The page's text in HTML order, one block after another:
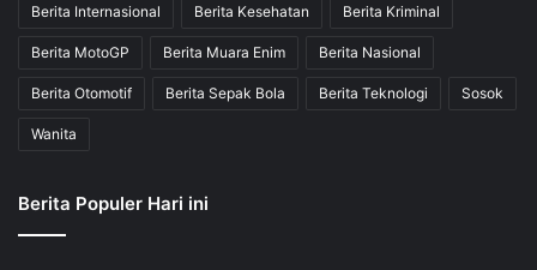
Berita Internasional Berita Kesehatan Berita Kriminal
Berita MotoGP Berita Muara Enim Berita Nasional
Berita Otomotif Berita Sepak Bola Berita Teknologi Sosok
Wanita
Berita Populer Hari ini